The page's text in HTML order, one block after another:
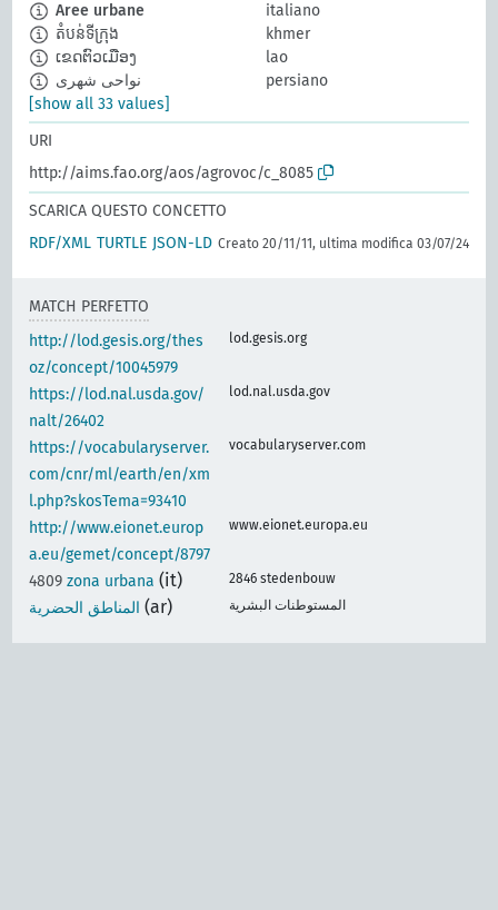
Aree urbane
italiano
តំបន់ទីក្រុង
khmer
ເຂດຕົວເມືອງ
lao
نواحی شهری
persiano
[show all 33 values]
URI
http://aims.fao.org/aos/agrovoc/c_8085
SCARICA QUESTO CONCETTO
RDF/XML TURTLE JSON-LD Creato 20/11/11, ultima modifica 03/07/24
MATCH PERFETTO
http://lod.gesis.org/thes
oz/concept/10045979
lod.gesis.org
https://lod.nal.usda.gov/
nalt/26402
lod.nal.usda.gov
https://vocabularyserver.
com/cnr/ml/earth/en/xm
l.php?skosTema=93410
vocabularyserver.com
http://www.eionet.europ
a.eu/gemet/concept/8797
www.eionet.europa.eu
4809zona urbana (it) 2846 stedenbouw
المناطق الحضرية (ar) المستوطنات البشرية